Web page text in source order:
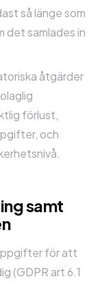
så länge som
det samlades in
åtgärder
förlust,
och
samt
för att
(GDPR art 6.1